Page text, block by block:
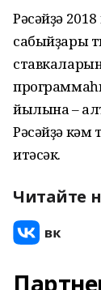
Рәсәйҙә
сабыйҙары
йылына –
Рәсәйҙә кәм
итәсәк.
Читайте